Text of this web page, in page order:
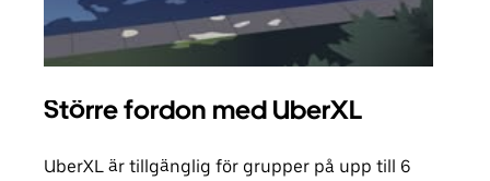
Större fordon med UberXL
UberXL är tillgänglig för grupper på upp till 6